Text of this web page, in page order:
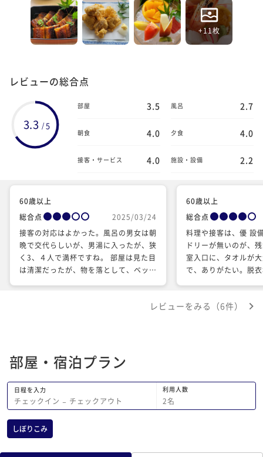
+11枚
レビューの総合点
3.3 / 5
部屋 3.5 風呂 2.7
朝食 4.0 夕食 4.0
接客・サービス 4.0 施設・設備 2.2
60歳以上
総合点
2025/03/24
接客の対応はよかった。風呂の男女は朝
晩で交代らしいが、男湯に入ったが、狭
く3、４人で満杯ですね。 部屋は見た目
は清潔だったが、物を落として、ベッド
よかったが、ご飯をおかわりした時に、
ょうかと言ってきたが、対応が遅いと思
う。
60歳以上
総合点
料理や接客は、優 設
ドリーが無いのが、
室入口に、タオルが
で、ありがたい。脱
た。
レビューをみる（6件）
部屋・宿泊プラン
日程を入力
チェックイン − チェックアウト
利用人数
2名
しぼりこみ